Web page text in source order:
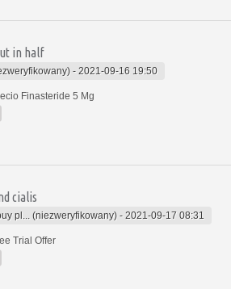
in half
- 2021-09-16 19:50
Finasteride 5 Mg
cialis
pl... (niezweryfikowany) - 2021-09-17 08:31
Trial Offer